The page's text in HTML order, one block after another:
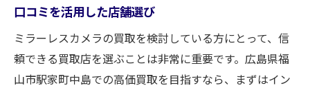
口コミを活用した店舗選び
ミラーレスカメラの買取を検討している方にとって、信
頼できる買取店を選ぶことは非常に重要です。広島県福
山市駅家町中島での高価買取を目指すなら、まずはイン